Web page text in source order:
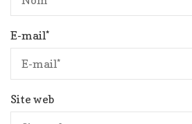
E-mail*
Site web